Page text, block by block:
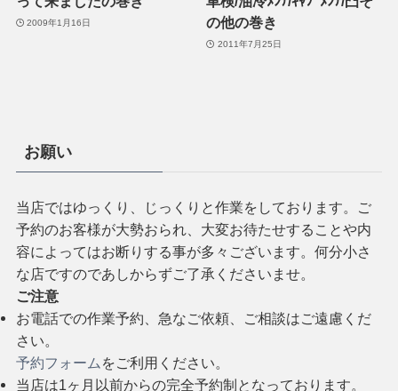
2009年1月16日
の他の巻き
2011年7月25日
お願い
当店ではゆっくり、じっくりと作業をしております。ご
予約のお客様が大勢おられ、大変お待たせすることや内
容によってはお断りする事が多々ございます。何分小さ
な店ですのであしからずご了承くださいませ。
ご注意
お電話での作業予約、急なご依頼、ご相談はご遠慮くだ
さい。
予約フォーム をご利用ください。
当店は1ヶ月以前からの完全予約制となっております。